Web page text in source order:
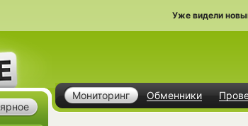
Уже видели
Мониторинг Обменники